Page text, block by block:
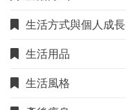
生活方式與個人成長
生活用品
生活風格